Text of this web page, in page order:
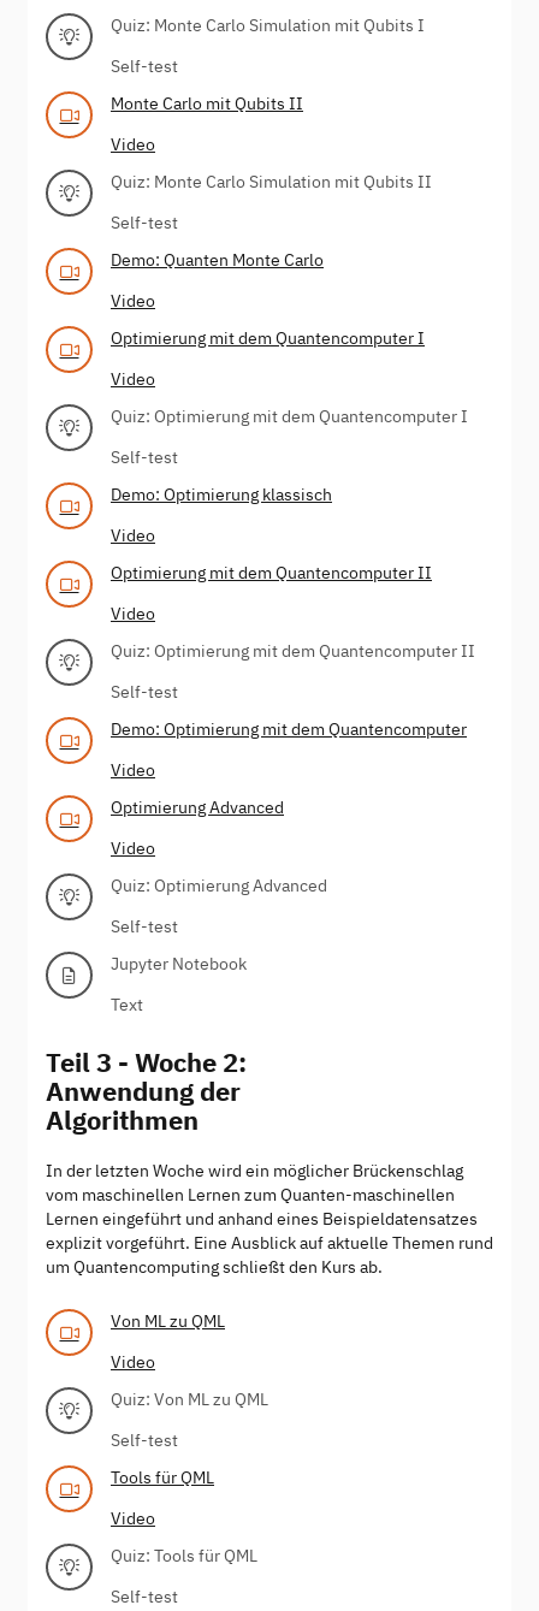
Quiz: Monte Carlo Simulation mit Qubits I
Self-test
Monte Carlo mit Qubits II
Video
Quiz: Monte Carlo Simulation mit Qubits II
Self-test
Demo: Quanten Monte Carlo
Video
Optimierung mit dem Quantencomputer I
Video
Quiz: Optimierung mit dem Quantencomputer I
Self-test
Demo: Optimierung klassisch
Video
Optimierung mit dem Quantencomputer II
Video
Quiz: Optimierung mit dem Quantencomputer II
Self-test
Demo: Optimierung mit dem Quantencomputer
Video
Optimierung Advanced
Video
Quiz: Optimierung Advanced
Self-test
Jupyter Notebook
Text
Teil 3 - Woche 2:
Anwendung der
Algorithmen
In der letzten Woche wird ein möglicher Brückenschlag
vom maschinellen Lernen zum Quanten-maschinellen
Lernen eingeführt und anhand eines Beispieldatensatzes
explizit vorgeführt. Eine Ausblick auf aktuelle Themen rund
um Quantencomputing schließt den Kurs ab.
Von ML zu QML
Video
Quiz: Von ML zu QML
Self-test
Tools für QML
Video
Quiz: Tools für QML
Self-test